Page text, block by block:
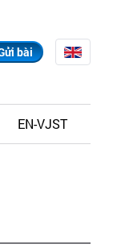
bài
EN-VJST